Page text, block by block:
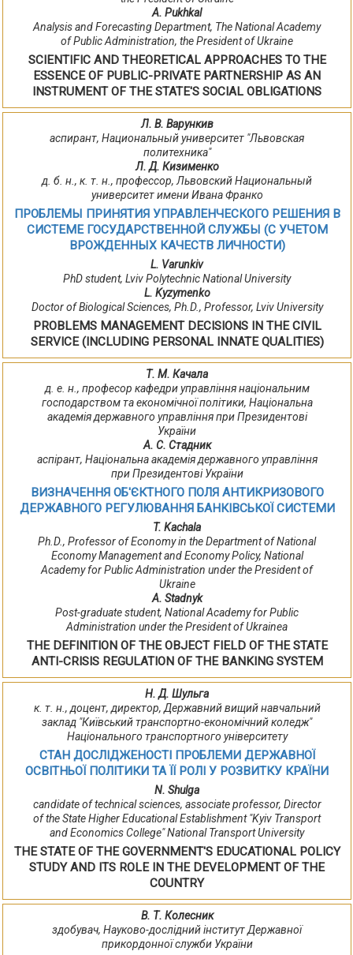
A. Pukhkal
Analysis and Forecasting Department, The National Academy
of Public Administration, the President of Ukraine
SCIENTIFIC AND THEORETICAL APPROACHES TO THE
ESSENCE OF PUBLIC-PRIVATE PARTNERSHIP AS AN
INSTRUMENT OF THE STATE'S SOCIAL OBLIGATIONS
Л. В. Варункив
аспирант, Национальный университет "Львовская
политехника"
Л. Д. Кизименко
д. б. н., к. т. н., профессор, Львовский Национальный
университет имени Ивана Франко
ПРОБЛЕМЫ ПРИНЯТИЯ УПРАВЛЕНЧЕСКОГО РЕШЕНИЯ В
СИСТЕМЕ ГОСУДАРСТВЕННОЙ СЛУЖБЫ (С УЧЕТОМ
ВРОЖДЕННЫХ КАЧЕСТВ ЛИЧНОСТИ)
L. Varunkiv
PhD student, Lviv Polytechnic National University
L. Kyzymenko
Doctor of Biological Sciences, Ph.D., Professor, Lviv University
PROBLEMS MANAGEMENT DECISIONS IN THE CIVIL
SERVICE (INCLUDING PERSONAL INNATE QUALITIES)
Т. М. Качала
д. е. н., професор кафедри управління національним
господарством та економічної політики, Національна
академія державного управління при Президентові
України
А. С. Стадник
аспірант, Національна академія державного управління
при Президентові України
ВИЗНАЧЕННЯ ОБ'ЄКТНОГО ПОЛЯ АНТИКРИЗОВОГО
ДЕРЖАВНОГО РЕГУЛЮВАННЯ БАНКІВСЬКОЇ СИСТЕМИ
T. Kachala
Ph.D., Professor of Economy in the Department of National
Economy Management and Economy Policy, National
Academy for Public Administration under the President of
Ukraine
A. Stadnyk
Post-graduate student, National Academy for Public
Administration under the President of Ukrainea
THE DEFINITION OF THE OBJECT FIELD OF THE STATE
ANTI-CRISIS REGULATION OF THE BANKING SYSTEM
Н. Д. Шульга
к. т. н., доцент, директор, Державний вищий навчальний
заклад "Київський транспортно-економічний коледж"
Національного транспортного університету
СТАН ДОСЛІДЖЕНОСТІ ПРОБЛЕМИ ДЕРЖАВНОЇ
ОСВІТНЬОЇ ПОЛІТИКИ ТА ЇЇ РОЛІ У РОЗВИТКУ КРАЇНИ
N. Shulga
candidate of technical sciences, associate professor, Director
of the State Higher Educational Establishment "Kyiv Transport
and Economics College" National Transport University
THE STATE OF THE GOVERNMENT'S EDUCATIONAL POLICY
STUDY AND ITS ROLE IN THE DEVELOPMENT OF THE
COUNTRY
В. Т. Колесник
здобувач, Науково-дослідний інститут Державної
прикордонної служби України